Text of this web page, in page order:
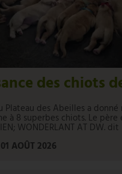
des chiots
le 30 Juillet
Plateau des Abeilles a donné
à 8 superbes chiots. Le
WONDERLANT AT DW.
AOÛT 2026